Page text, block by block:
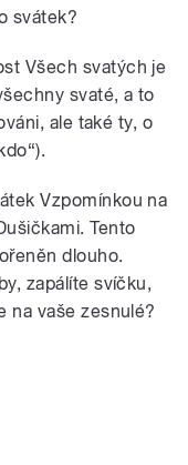
svátek?
Všech svatých je
svaté, a to
ale také ty, o
Vzpomínkou na
Tento
dlouho.
zapálíte svíčku,
na vaše zesnulé?